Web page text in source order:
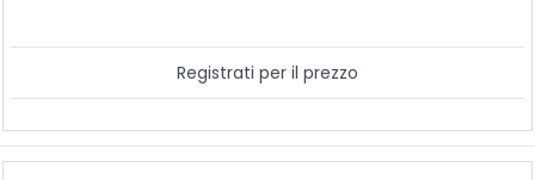
Registrati per il prezzo